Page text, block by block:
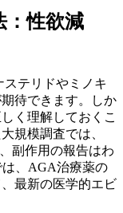
：性欲減
テリドやミノキ
待できます。しか
く理解しておくこ
規模調査では、
副作用の報告はわ
、AGA治療薬の
最新の医学的エビ